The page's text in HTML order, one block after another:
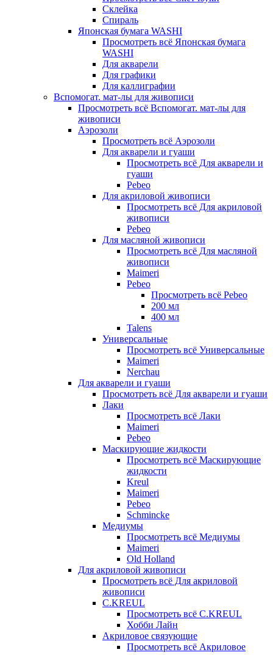
Склейка
Спираль
Японская бумага WASHI
Просмотреть всё Японская бумага
WASHI
Для акварели
Для графики
Для каллиграфии
Вспомогат. мат-лы для живописи
Просмотреть всё Вспомогат. мат-лы для
живописи
Аэрозоли
Просмотреть всё Аэрозоли
Для акварели и гуаши
Просмотреть всё Для акварели и
гуаши
Pebeo
Для акриловой живописи
Просмотреть всё Для акриловой
живописи
Pebeo
Для масляной живописи
Просмотреть всё Для масляной
живописи
Maimeri
Pebeo
Просмотреть всё Pebeo
200 мл
400 мл
Talens
Универсальные
Просмотреть всё Универсальные
Maimeri
Nerchau
Для акварели и гуаши
Просмотреть всё Для акварели и гуаши
Лаки
Просмотреть всё Лаки
Maimeri
Pebeo
Маскирующие жидкости
Просмотреть всё Маскирующие
жидкости
Kreul
Maimeri
Pebeo
Schmincke
Медиумы
Просмотреть всё Медиумы
Maimeri
Old Holland
Для акриловой живописи
Просмотреть всё Для акриловой
живописи
C.KREUL
Просмотреть всё C.KREUL
Хобби Лайн
Акриловое связующие
Просмотреть всё Акриловое